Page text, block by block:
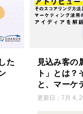
た
見込み客の
ト」とは？
と、マーケ
ィアを解説
更新日： 7月 4,